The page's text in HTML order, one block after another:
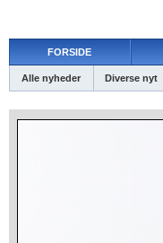
FORSIDE
Alle nyheder Diverse nyt